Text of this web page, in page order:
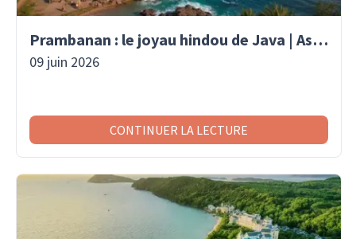
Prambanan : le joyau hindou de Java | Asaiventura
09 juin 2026
CONTINUER LA LECTURE